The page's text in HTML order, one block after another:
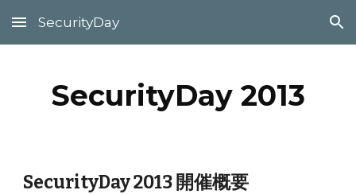
Skip to main content Skip to navigation
SecurityDay
SecurityDay 2013
SecurityDay 2013 開催概要